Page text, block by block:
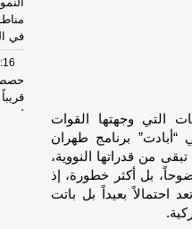
التي وجهتها القوات
“أبادت” برنامج طهران
من قدراتها النووية،
بل أكثر خطورة، إذ
احتمالاً بعيداً بل باتت
في
حصص